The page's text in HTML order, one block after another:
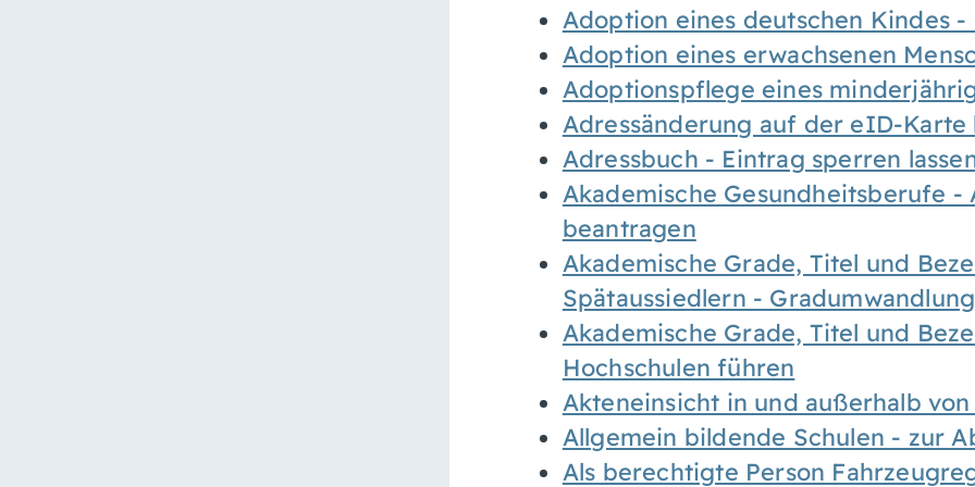
Adoption eines deutschen Kindes
Adoption eines erwachsenen
Adoptionspflege eines
Adressänderung auf der eID-Karte
Adressbuch - Eintrag sperren
Akademische Gesundheitsberufe
beantragen
Akademische Grade, Titel und
Spätaussiedlern -
Akademische Grade, Titel und
Hochschulen führen
Akteneinsicht in und außerhalb
Allgemein bildende Schulen - zur
Als berechtigte Person